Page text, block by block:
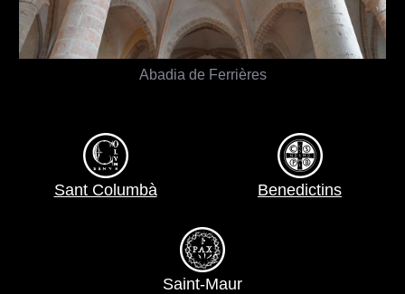
Abadia de Ferrières
Sant Columbà Benedictins
Saint-Maur